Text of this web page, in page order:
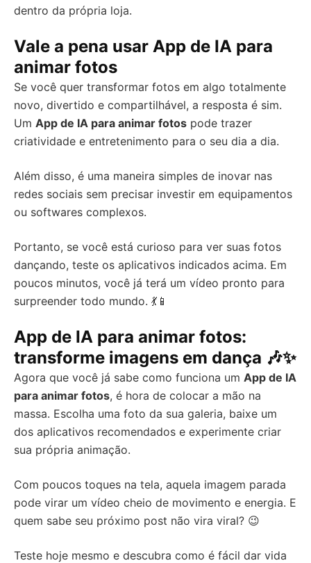
dentro da própria loja.
Vale a pena usar App de IA para
animar fotos
Se você quer transformar fotos em algo totalmente
novo, divertido e compartilhável, a resposta é sim.
Um App de IA para animar fotos pode trazer
criatividade e entretenimento para o seu dia a dia.
Além disso, é uma maneira simples de inovar nas
redes sociais sem precisar investir em equipamentos
ou softwares complexos.
Portanto, se você está curioso para ver suas fotos
dançando, teste os aplicativos indicados acima. Em
poucos minutos, você já terá um vídeo pronto para
surpreender todo mundo. 💃📱
App de IA para animar fotos:
transforme imagens em dança 🎶✨
Agora que você já sabe como funciona um App de IA
para animar fotos, é hora de colocar a mão na
massa. Escolha uma foto da sua galeria, baixe um
dos aplicativos recomendados e experimente criar
sua própria animação.
Com poucos toques na tela, aquela imagem parada
pode virar um vídeo cheio de movimento e energia. E
quem sabe seu próximo post não vira viral? 😉
Teste hoje mesmo e descubra como é fácil dar vida